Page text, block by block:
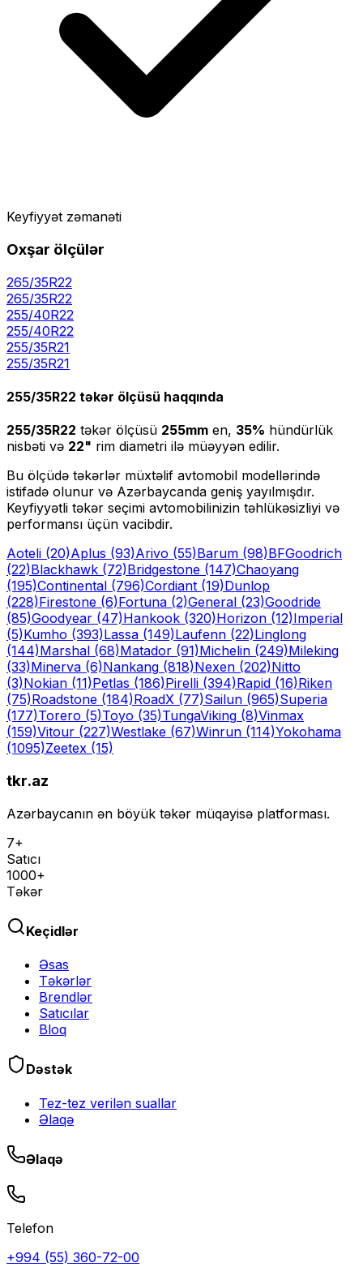
Keyfiyyət zəmanəti
Oxşar ölçülər
265/35R22
265/35R22
255/40R22
255/40R22
255/35R21
255/35R21
255/35R22 təkər ölçüsü haqqında
255/35R22 təkər ölçüsü 255mm en, 35% hündürlük
nisbəti və 22" rim diametri ilə müəyyən edilir.
Bu ölçüdə təkərlər müxtəlif avtomobil modellərində
istifadə olunur və Azərbaycanda geniş yayılmışdır.
Keyfiyyətli təkər seçimi avtomobilinizin təhlükəsizliyi və
performansı üçün vacibdir.
Aoteli (20)Aplus (93)Arivo (55)Barum (98)BFGoodrich
(22)Blackhawk (72)Bridgestone (147)Chaoyang
(195)Continental (796)Cordiant (19)Dunlop
(228)Firestone (6)Fortuna (2)General (23)Goodride
(85)Goodyear (47)Hankook (320)Horizon (12)Imperial
(5)Kumho (393)Lassa (149)Laufenn (22)Linglong
(144)Marshal (68)Matador (91)Michelin (249)Mileking
(33)Minerva (6)Nankang (818)Nexen (202)Nitto
(3)Nokian (11)Petlas (186)Pirelli (394)Rapid (16)Riken
(75)Roadstone (184)RoadX (77)Sailun (965)Superia
(177)Torero (5)Toyo (35)TungaViking (8)Vinmax
(159)Vitour (227)Westlake (67)Winrun (114)Yokohama
(1095)Zeetex (15)
tkr.az
Azərbaycanın ən böyük təkər müqayisə platforması.
7+
Satıcı
1000+
Təkər
Keçidlər
Əsas
Təkərlər
Brendlər
Satıcılar
Bloq
Dəstək
Tez-tez verilən suallar
Əlaqə
Əlaqə
Telefon
+994 (55) 360-72-00